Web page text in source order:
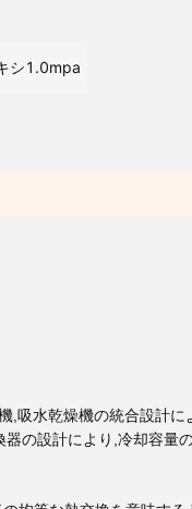
シ1.0mpa
,吸水乾燥機の統合設計
の設計により,冷却容量